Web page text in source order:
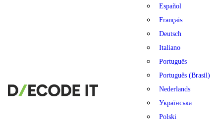
Español
Français
Deutsch
Italiano
Português
Português (Brasil)
Nederlands
Українська
Polski